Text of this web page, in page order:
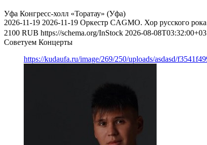
Уфа Конгресс-холл «Торатау» (Уфа)
2026-11-19 2026-11-19 Оркестр CAGMO. Хор русского
2100 RUB https://schema.org/InStock 2026-08-
Советуем Концерты
https://kudaufa.ru/image/269/250/uploads/asdasd/